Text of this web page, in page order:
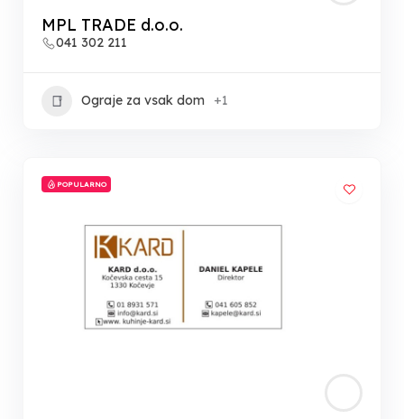
MPL TRADE d.o.o.
041 302 211
Ograje za vsak dom +1
POPULARNO